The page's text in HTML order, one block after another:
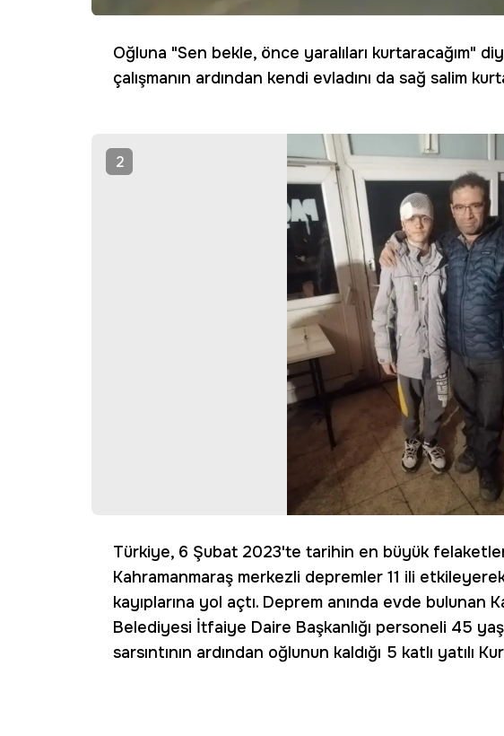
Oğluna "Sen bekle, önce yaralıları kurtaracağım"
çalışmanın ardından kendi evladını da sağ salim
2
Türkiye, 6 Şubat 2023'te tarihin en büyük
Kahramanmaraş merkezli depremler 11 ili
kayıplarına yol açtı. Deprem anında evde bulunan
Belediyesi İtfaiye Daire Başkanlığı personeli 45
sarsıntının ardından oğlunun kaldığı 5 katlı yatılı